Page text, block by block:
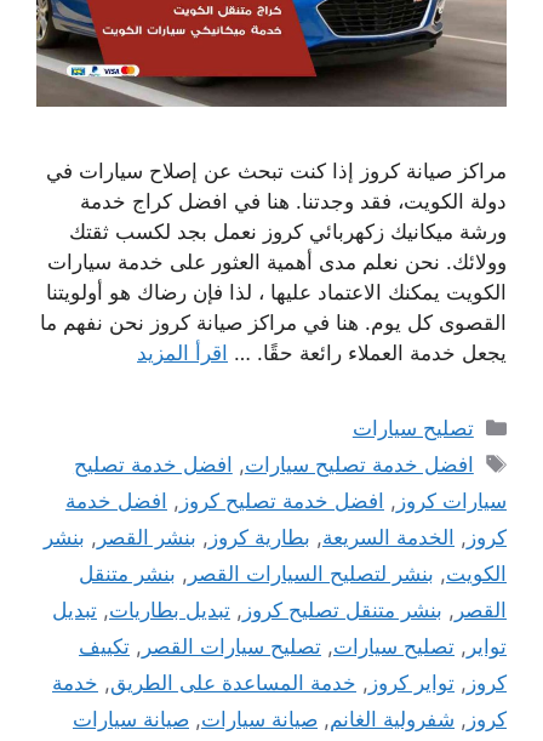
مراكز صيانة كروز إذا كنت تبحث عن إصلاح سيارات في
دولة الكويت، فقد وجدتنا. هنا في افضل كراج خدمة
ورشة ميكانيك زكهربائي كروز نعمل بجد لكسب ثقتك
وولائك. نحن نعلم مدى أهمية العثور على خدمة سيارات
الكويت يمكنك الاعتماد عليها ، لذا فإن رضاك ​​هو أولويتنا
القصوى كل يوم. هنا في مراكز صيانة كروز نحن نفهم ما
يجعل خدمة العملاء رائعة حقًا. … اقرأ المزيد
التصنيفات
تصليح سيارات
الوسوم
افضل خدمة تصليح سيارات, افضل خدمة تصليح
سيارات كروز , افضل خدمة تصليح كروز , افضل خدمة
كروز , الخدمة السريعة, بطارية كروز , بنشر القصر , بنشر
الكويت, بنشر لتصليح السيارات القصر , بنشر متنقل
القصر , بنشر متنقل تصليح كروز , تبديل بطاريات, تبديل
تواير , تصليح سيارات, تصليح سيارات القصر , تكييف
كروز , تواير كروز , خدمة المساعدة على الطريق, خدمة
كروز , شفرولية الغانم, صيانة سيارات, صيانة سيارات